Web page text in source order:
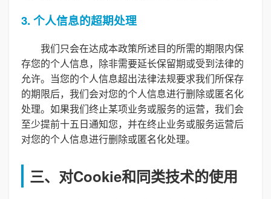
3. 个人信息的超期处理
我们只会在达成本政策所述目的所需的期限内保
存您的个人信息，除非需要延长保留期或受到法律的
允许。当您的个人信息超出法律法规要求我们所保存
的期限后，我们会对您的个人信息进行删除或匿名化
处理。如果我们终止某项业务或服务的运营，我们会
至少提前十五日通知您，并在终止业务或服务运营后
对您的个人信息进行删除或匿名化处理。
三、对Cookie和同类技术的使用